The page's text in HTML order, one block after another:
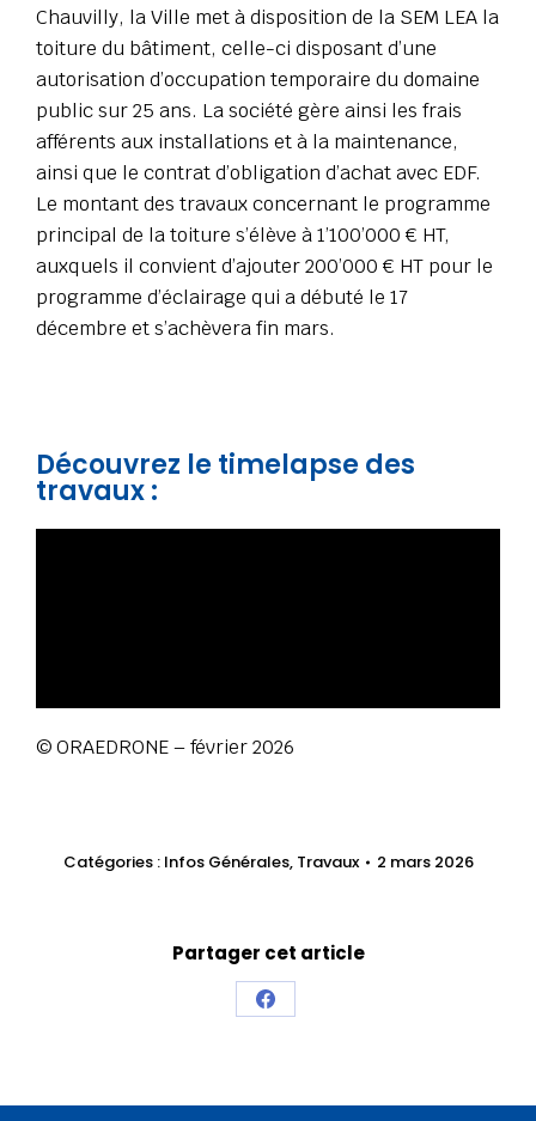
Chauvilly, la Ville met à disposition de la SEM LEA la
toiture du bâtiment, celle-ci disposant d’une
autorisation d’occupation temporaire du domaine
public sur 25 ans. La société gère ainsi les frais
afférents aux installations et à la maintenance,
ainsi que le contrat d’obligation d’achat avec EDF.
Le montant des travaux concernant le programme
principal de la toiture s’élève à 1’100’000 € HT,
auxquels il convient d’ajouter 200’000 € HT pour le
programme d’éclairage qui a débuté le 17
décembre et s’achèvera fin mars.
Découvrez le timelapse des
travaux :
© ORAEDRONE – février 2026
Catégories : Infos Générales, Travaux 2 mars 2026
Partager cet article